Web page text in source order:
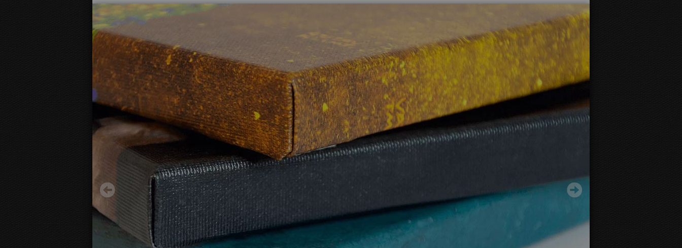
Ramons Kasass - Decadent Young Woman 1899
Sākot no15,70 €
3D kanvas skats